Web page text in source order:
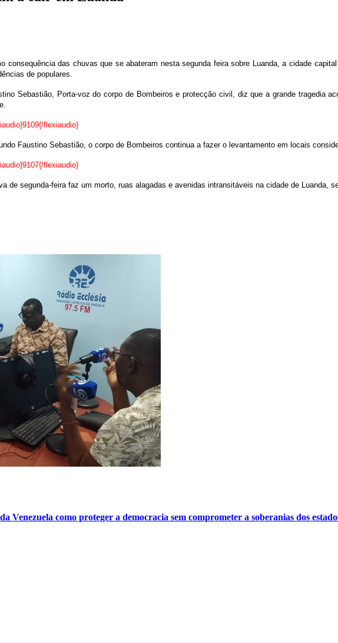
consequência das chuvas que se abateram nesta segunda feira sobre Luanda, a cidade
de populares.
Sebastião, Porta-voz do corpo de Bombeiros e protecção civil, diz que a grande tragedia
flexiaudio}
Faustino Sebastião, o corpo de Bombeiros continua a fazer o levantamento em locais
flexiaudio}
de segunda-feira faz um morto, ruas alagadas e avenidas intransitáveis na cidade de Luanda,
Venezuela como proteger a democracia sem comprometer a soberanias dos